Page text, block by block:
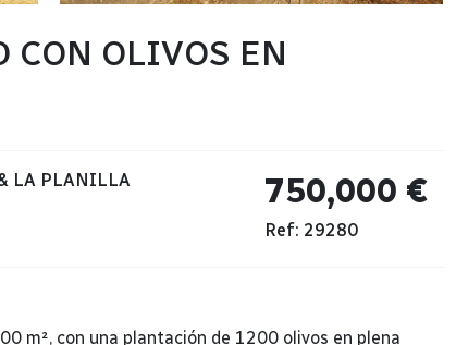
CON OLIVOS EN
LA PLANILLA 750,000 €
Ref: 29280
m², con una plantación de 1200 olivos en plena